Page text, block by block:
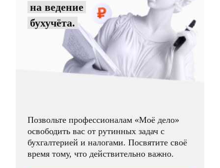
на ведение
бухучёта.
Позвольте профессионалам «Моё дело»
освободить вас от рутинных задач с
бухгалтерией и налогами. Посвятите своё
время тому, что действительно важно.